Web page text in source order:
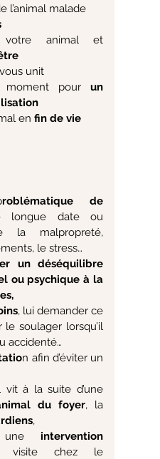
roblématique de
longue date ou
la malpropreté,
le stress…
un déséquilibre
ou psychique à la
, lui demander ce
le soulager lorsqu’il
accidenté…
n afin d’éviter un
vit à la suite d’une
du foyer, la
,
une intervention
chez le
l’animal malade
animal et
unit
moment pour un
en fin de vie